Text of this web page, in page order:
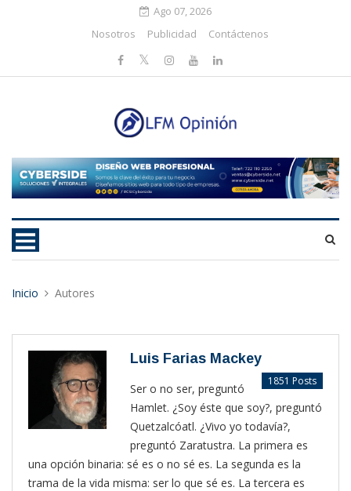
Ago 07, 2026
Nosotros
Publicidad Contáctenos
Inicio Autores
Luis Farias Mackey
1851 Posts
Ser o no ser, preguntó
Hamlet. ¿Soy éste que soy?, preguntó
Quetzalcóatl. ¿Vivo yo todavía?,
preguntó Zaratustra. La primera es
una opción binaria: sé es o no sé es. La segunda es la
trama de la vida misma: ser lo que sé es. La tercera es